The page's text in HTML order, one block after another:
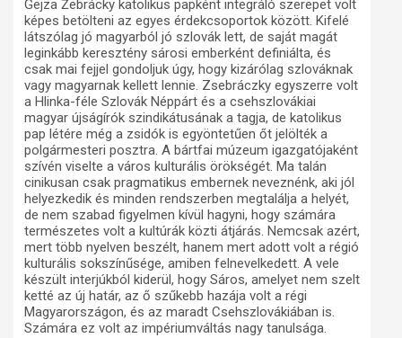
Gejza Žebrácky katolikus papként integráló szerepet volt
képes betölteni az egyes érdekcsoportok között. Kifelé
látszólag jó magyarból jó szlovák lett, de saját magát
leginkább keresztény sárosi emberként definiálta, és
csak mai fejjel gondoljuk úgy, hogy kizárólag szlováknak
vagy magyarnak kellett lennie. Zsebráczky egyszerre volt
a Hlinka-féle Szlovák Néppárt és a csehszlovákiai
magyar újságírók szindikátusának a tagja, de katolikus
pap létére még a zsidók is egyöntetűen őt jelölték a
polgármesteri posztra. A bártfai múzeum igazgatójaként
szívén viselte a város kulturális örökségét. Ma talán
cinikusan csak pragmatikus embernek neveznénk, aki jól
helyezkedik és minden rendszerben megtalálja a helyét,
de nem szabad figyelmen kívül hagyni, hogy számára
természetes volt a kultúrák közti átjárás. Nemcsak azért,
mert több nyelven beszélt, hanem mert adott volt a régió
kulturális sokszínűsége, amiben felnevelkedett. A vele
készült interjúkból kiderül, hogy Sáros, amelyet nem szelt
ketté az új határ, az ő szűkebb hazája volt a régi
Magyarországon, és az maradt Csehszlovákiában is.
Számára ez volt az impériumváltás nagy tanulsága.